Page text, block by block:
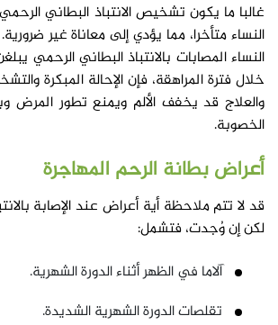
غالبا ما يكون تشخيص الانتباذ البطاني
النساء متأخرا، مما يؤدي إلى معاناة غير
النساء المصابات بالانتباذ البطاني الرحمي
خلال فترة المراهقة، فإن الإحالة المبكرة
والعلاج قد يخفف الألم ويمنع تطور المرض
الخصوبة.
أعراض بطانة الرحم المهاجرة
قد لا تتم ملاحظة أية أعراض عند الإصابة
لكن إن وُجدت، فتشمل:
آلاما في الظهر أثناء الدورة الشهرية.
تقلصات الدورة الشهرية الشديدة.